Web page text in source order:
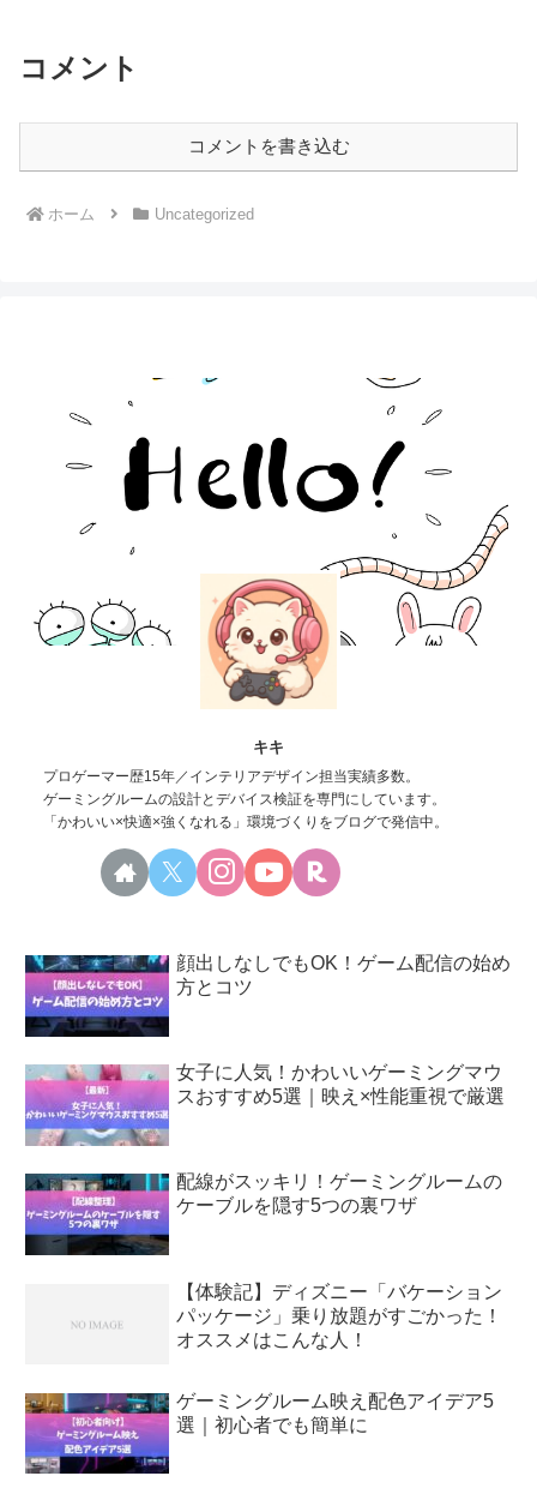
コメント
コメントを書き込む
ホーム Uncategorized
キキ
プロゲーマー歴15年／インテリアデザイン担当実績多数。
ゲーミングルームの設計とデバイス検証を専門にしています。
「かわいい×快適×強くなれる」環境づくりをブログで発信中。
顔出しなしでもOK！ゲーム配信の始め
方とコツ
女子に人気！かわいいゲーミングマウ
スおすすめ5選｜映え×性能重視で厳選
配線がスッキリ！ゲーミングルームの
ケーブルを隠す5つの裏ワザ
【体験記】ディズニー「バケーション
パッケージ」乗り放題がすごかった！
オススメはこんな人！
ゲーミングルーム映え配色アイデア5
選｜初心者でも簡単に